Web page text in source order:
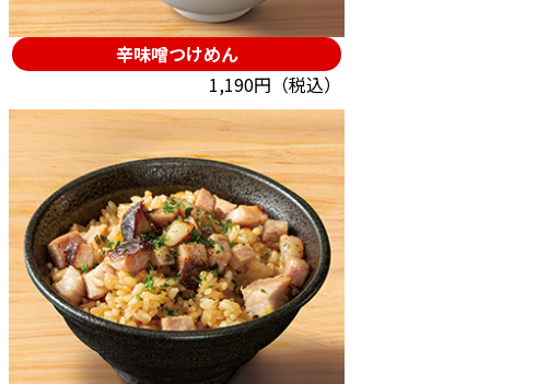
辛味噌つけめん
1,190円（税込）